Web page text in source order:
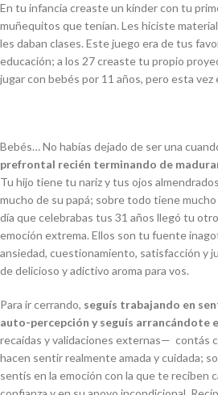
En tu infancia creaste un kínder con tu
muñequitos que tenían. Les hiciste
les daban clases. Este juego era de tus
educación; a los 27 creaste tu propio
jugar con bebés por 11 años, pero esta vez
Bebés… No habías dejado de ser una
prefrontal recién terminando de
Tu hijo tiene tu nariz y tus ojos
mucho de su papá; sobre todo tiene
día que celebrabas tus 31 años llegó tu
emoción extrema. Ellos son tu fuente
ansiedad, cuestionamiento, satisfacción y
de delicioso y adictivo aroma para vos.
Para ir cerrando, seguís trabajando en
auto-percepción y seguís arrancándote
recaídas y validaciones externas— contás
hacen sentir realmente amada y cuidada;
sentís en la emoción con la que te reciben